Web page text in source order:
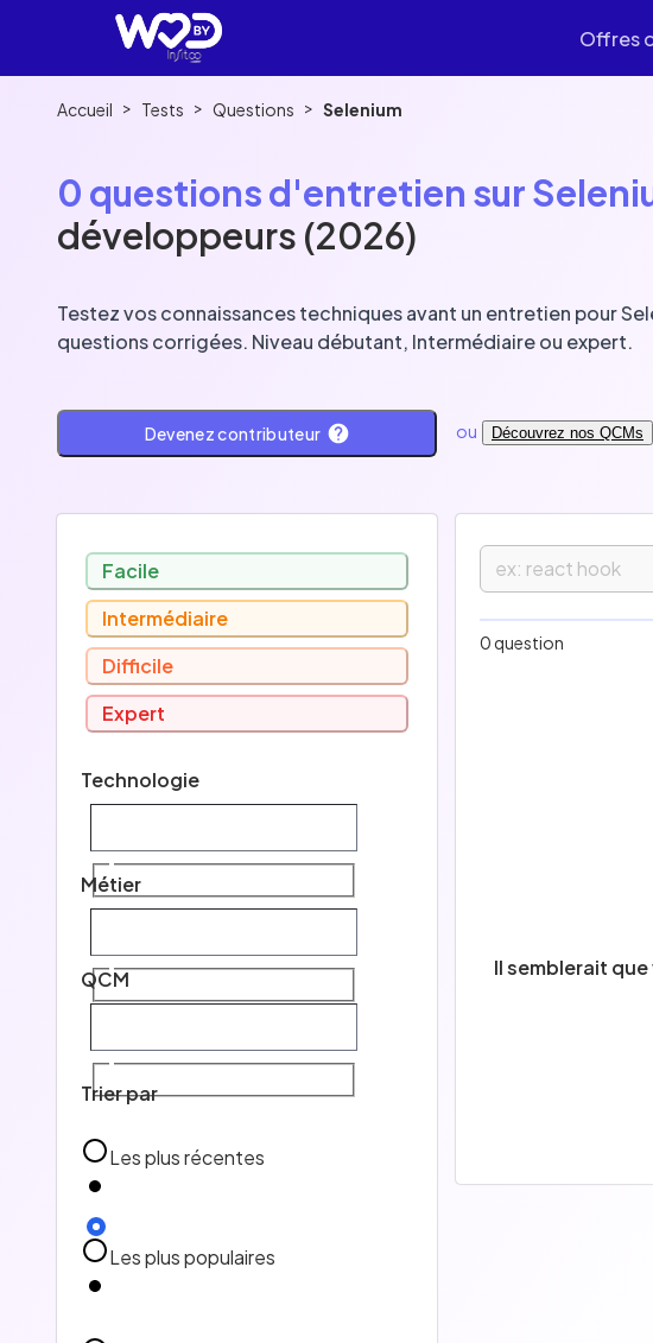
Offres
Accueil > Tests > Questions > Selenium
0 questions d'entretien sur
développeurs (2026)
Testez vos connaissances techniques avant un entretien pour
questions corrigées. Niveau débutant, Intermédiaire ou expert.
Devenez contributeur ou Découvrez nos QCMs
Facile
Intermédiaire
Difficile
Expert
Technologie
Métier
QCM
Trier par
Les plus récentes
Les plus populaires
Facile
Métier
0 question
Il semblerait